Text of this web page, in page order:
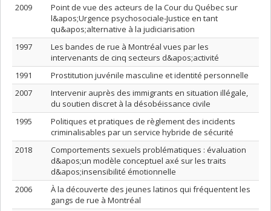
2009
Point de vue des acteurs de la Cour du Québec sur
l&apos;Urgence psychosociale-Justice en tant
qu&apos;alternative à la judiciarisation
1997
Les bandes de rue à Montréal vues par les
intervenants de cinq secteurs d&apos;activité
1991
Prostitution juvénile masculine et identité personnelle
2007
Intervenir auprès des immigrants en situation illégale,
du soutien discret à la désobéissance civile
1995
Politiques et pratiques de règlement des incidents
criminalisables par un service hybride de sécurité
2018
Comportements sexuels problématiques : évaluation
d&apos;un modèle conceptuel axé sur les traits
d&apos;insensibilité émotionnelle
2006
À la découverte des jeunes latinos qui fréquentent les
gangs de rue à Montréal